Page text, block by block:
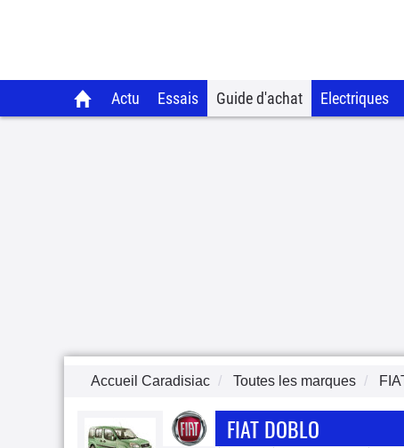
Actu Essais Guide d'achat Electriques
Accueil Caradisiac Toutes les marques
FIAT DOBLO